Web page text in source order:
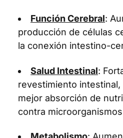
Función Cerebral:
producción de células
la conexión intestino-
Salud Intestinal:
revestimiento
mejor absorción de
contra